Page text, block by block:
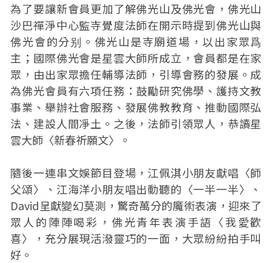
為了要讓新會員更加了解佛光山及佛光會，佛光山
沙巴禪淨中心監寺覺度法師在開示時提到佛光山與
佛光會的分别。佛光山是寺廟道場，以出家眾爲
主；國際佛光會是星雲大師所成立，會員都是在家
眾，由出家眾擔任輔導法師，引導會務的發展。成
為佛光會員有六項任務：鼓勵研究佛學、護持文教
事業、舉辦社會服務、發展佛教教育、推動國際弘
法、建設人間凈土。之後，法師引領眾人，恭讀星
雲大師〈新春祈願文〉。
隨後一連串文娛節目登場，江佩淇小朋友獻唱〈師
父頌〉、江海洋小朋友唱出動聽的〈一半一半〉、
David呈獻變幻莫測，驚奇萬分的魔術表演，迎來了
眾人的陣陣喝彩，佛光青年表演手語〈我愛歡
喜〉，充分展現活潑靈巧的一面，大眾紛紛拍手叫
好。